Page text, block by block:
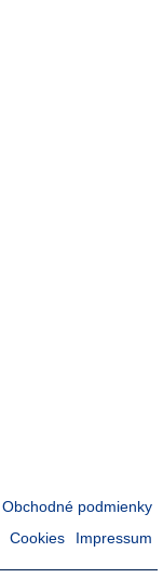
Obchodné podmienky
Cookies Impressum